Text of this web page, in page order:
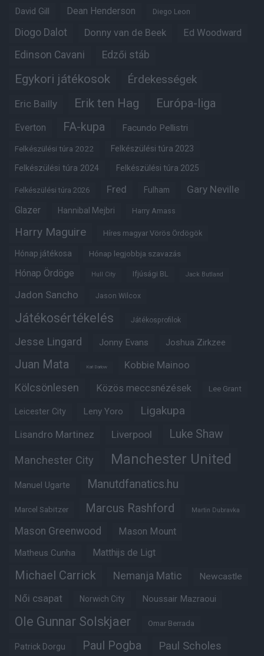
David Gill Dean Henderson Diego Leon
Diogo Dalot Donny van de Beek Ed Woodward
Edinson Cavani Edzői stáb
Egykori játékosok Érdekességek
Eric Bailly Erik ten Hag Európa-liga
Everton FA-kupa Facundo Pellistri
Felkészülési túra 2022 Felkészülési túra 2023
Felkészülési túra 2024 Felkészülési túra 2025
Felkészülési túra 2026 Fred Fulham Gary Neville
Glazer Hannibal Mejbri Harry Amass
Harry Maguire Híres magyar Vörös Ördögök
Hónap játékosa Hónap legjobbja szavazás
Hónap Ördöge Hull City Ifjúsági BL Jack Butland
Jadon Sancho Jason Wilcox
Játékosértékelés Játékosprofilok
Jesse Lingard Jonny Evans Joshua Zirkzee
Juan Mata Karl Darlow Kobbie Mainoo
Kölcsönlesen Közös meccsnézések Lee Grant
Leicester City Leny Yoro Ligakupa
Lisandro Martinez Liverpool Luke Shaw
Manchester City Manchester United
Manuel Ugarte Manutdfanatics.hu
Marcel Sabitzer Marcus Rashford Martin Dubravka
Mason Greenwood Mason Mount
Matheus Cunha Matthijs de Ligt
Michael Carrick Nemanja Matic Newcastle
Női csapat Norwich City Noussair Mazraoui
Ole Gunnar Solskjaer Omar Berrada
Patrick Dorgu Paul Pogba Paul Scholes